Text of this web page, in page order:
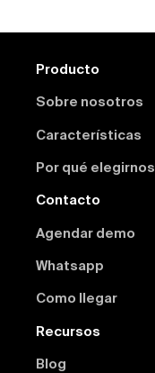
Producto
Sobre nosotros
Características
Por qué elegirnos
Contacto
Agendar demo
Whatsapp
Como llegar
Recursos
Blog